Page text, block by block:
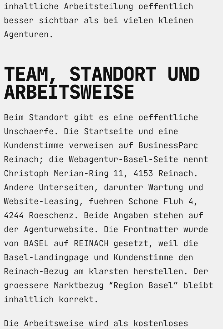
inhaltliche Arbeitsteilung oeffentlich
besser sichtbar als bei vielen kleinen
Agenturen.
TEAM, STANDORT UND
ARBEITSWEISE
Beim Standort gibt es eine oeffentliche
Unschaerfe. Die Startseite und eine
Kundenstimme verweisen auf BusinessParc
Reinach; die Webagentur-Basel-Seite nennt
Christoph Merian-Ring 11, 4153 Reinach.
Andere Unterseiten, darunter Wartung und
Website-Leasing, fuehren Schone Fluh 4,
4244 Roeschenz. Beide Angaben stehen auf
der Agenturwebsite. Die Frontmatter wurde
von BASEL auf REINACH gesetzt, weil die
Basel-Landingpage und Kundenstimme den
Reinach-Bezug am klarsten herstellen. Der
groessere Marktbezug “Region Basel” bleibt
inhaltlich korrekt.
Die Arbeitsweise wird als kostenloses